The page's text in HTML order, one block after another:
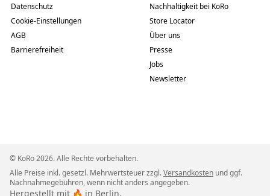
Datenschutz
Cookie-Einstellungen
AGB
Barrierefreiheit
Nachhaltigkeit bei KoRo
Store Locator
Über uns
Presse
Jobs
Newsletter
© KoRo 2026. Alle Rechte vorbehalten.
Alle Preise inkl. gesetzl. Mehrwertsteuer zzgl.Versandkosten und ggf.
Nachnahmegebühren, wenn nicht anders angegeben.
Hergestellt mit 🔥 in Berlin.